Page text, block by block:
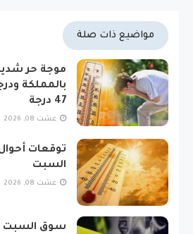
مواضيع ذات صلة
موجة حر
بالمملكة
47 درجة
غشت 08, 2026
توقعات
السبت
غشت 08, 2026
سوق السبت